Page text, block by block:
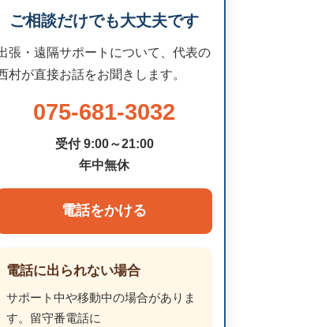
ご相談だけでも大丈夫です
張・遠隔サポートについて、代表の
村が直接お話をお聞きします。
075-681-3032
受付 9:00～21:00
年中無休
電話をかける
電話に出られない場合
サポート中や移動中の場合がありま
す。留守番電話に